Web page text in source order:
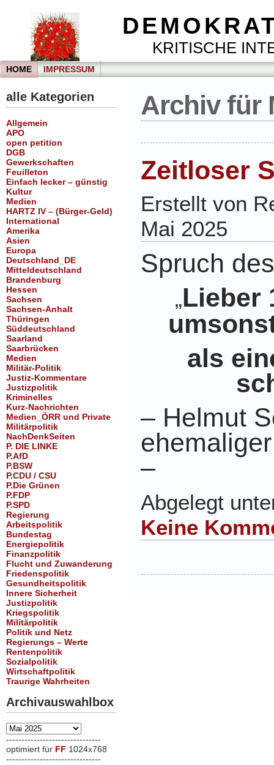
KRITISCHE
HOME IMPRESSUM
alle Kategorien
Allgemein
APO
open petition
DGB
Gewerkschaften
Feuilleton
Einfach lecker – günstig
Kultur
Medien
HARTZ IV – (Bürger-Geld)
International
Amerika
Asien
Europa
Deutschland_DE
Mitteldeutschland
Brandenburg
Hessen
Sachsen
Sachsen-Anhalt
Thüringen
Süddeutschland
Saarland
Saarbrücken
Medien
Militär-Politik
Justiz-Kommentare
Justizpolitik
Kriminelles
Kurz-Nachrichten
Medien_ÖRR und Private
Militärpolitik
NachDenkSeiten
P. DIE LINKE
P.AfD
P.BSW
P.CDU / CSU
P.Die Grünen
P.FDP
P.SPD
Regierung
Arbeitspolitik
Bundestag
Energiepolitik
Finanzpolitik
Flucht und Zuwanderung
Friedenspolitik
Gesundheitspolitik
Innere Sicherheit
Justizpolitik
Kriegspolitik
Militärpolitik
Politik und Netz
Regierungs – Werte
Rentenpolitik
Sozialpolitik
Wirtschaftpolitik
Traurige Wahrheiten
Archivauswahlbox
Archivauswahlbox
-------------------------------
optimiert für FF 1024x768
-------------------------------
Archiv für
Zeitloser
Erstellt von
Mai 2025
Spruch
„Lieber
als
– Helmut
–
Abgelegt
Keine